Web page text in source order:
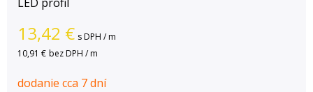
13,42 € s DPH / m
10,91 € bez DPH / m
dodanie cca 7 dní